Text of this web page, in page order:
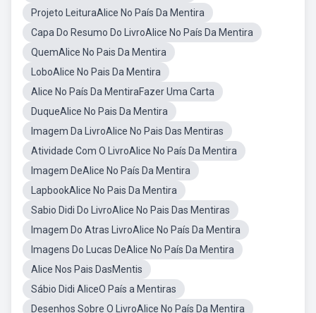
Projeto LeituraAlice No País Da Mentira
Capa Do Resumo Do LivroAlice No País Da Mentira
QuemAlice No Pais Da Mentira
LoboAlice No Pais Da Mentira
Alice No País Da MentiraFazer Uma Carta
DuqueAlice No Pais Da Mentira
Imagem Da LivroAlice No Pais Das Mentiras
Atividade Com O LivroAlice No País Da Mentira
Imagem DeAlice No País Da Mentira
LapbookAlice No Pais Da Mentira
Sabio Didi Do LivroAlice No Pais Das Mentiras
Imagem Do Atras LivroAlice No País Da Mentira
Imagens Do Lucas DeAlice No País Da Mentira
Alice Nos Pais DasMentis
Sábio Didi AliceO País a Mentiras
Desenhos Sobre O LivroAlice No País Da Mentira